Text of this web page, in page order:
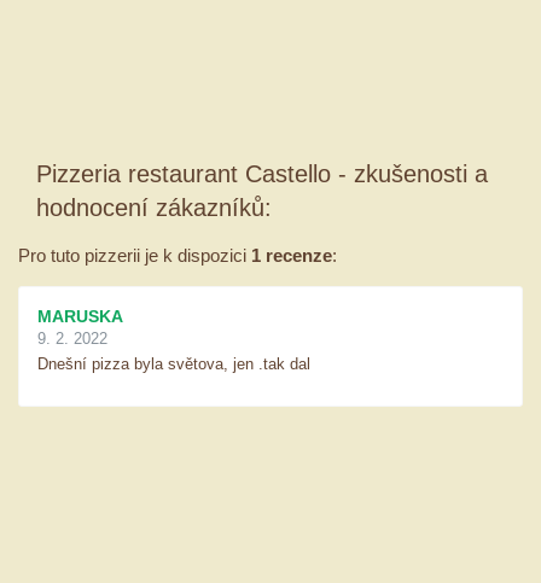
Pizzeria restaurant Castello - zkušenosti a
hodnocení zákazníků:
Pro tuto pizzerii je k dispozici 1 recenze:
MARUSKA
9. 2. 2022
Dnešní pizza byla světova, jen .tak dal